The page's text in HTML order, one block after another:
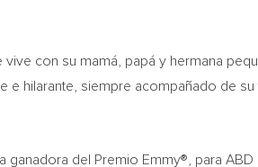
con su mamá, papá y hermana
e hilarante, siempre acompañado de
del Premio Emmy®, para ABD